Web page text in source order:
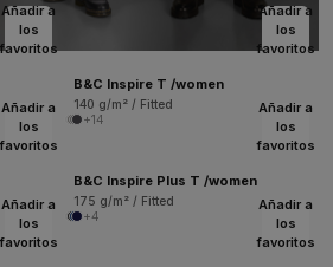
Añadir a
los
favoritos
Añadir a
los
favoritos
B&C Inspire T /women
140 g/m² / Fitted
+14
Añadir a
los
favoritos
Añadir a
los
favoritos
B&C Inspire Plus T /women
175 g/m² / Fitted
+4
Añadir a
los
favoritos
Añadir a
los
favoritos